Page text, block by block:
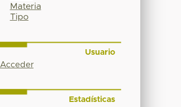
Materia
Tipo
Usuario
Acceder
Estadísticas